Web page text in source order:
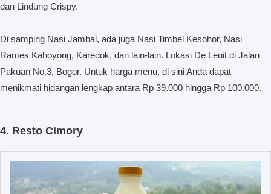
dan Lindung Crispy.
Di samping Nasi Jambal, ada juga Nasi Timbel Kesohor, Nasi
Rames Kahoyong, Karedok, dan lain-lain. Lokasi De Leuit di Jalan
Pakuan No.3, Bogor. Untuk harga menu, di sini Anda dapat
menikmati hidangan lengkap antara Rp 39.000 hingga Rp 100.000.
4. Resto Cimory